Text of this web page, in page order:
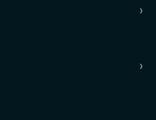
›
›